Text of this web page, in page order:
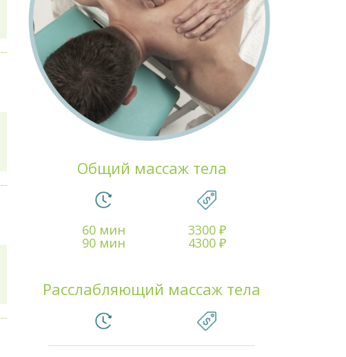
Общий массаж тела
60 мин 3300 ₽
90 мин 4300 ₽
Расслабляющий массаж тела